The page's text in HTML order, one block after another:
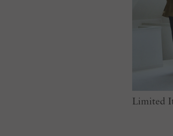
Limited